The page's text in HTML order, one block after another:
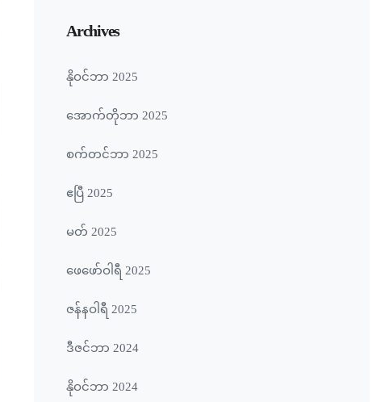
Archives
နိုဝင်ဘာ 2025
အောက်တိုဘာ 2025
စက်တင်ဘာ 2025
ဧပြီ 2025
မတ် 2025
ဖေ‌ဖော်ဝါရီ 2025
ဇန်နဝါရီ 2025
ဒီဇင်ဘာ 2024
နိုဝင်ဘာ 2024